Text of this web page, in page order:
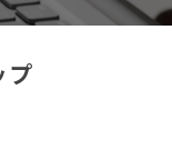
プ